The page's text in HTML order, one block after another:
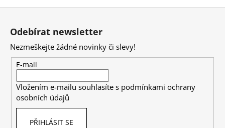
Z
Odebírat newsletter
Nezmeškejte žádné novinky či slevy!
E-mail
Vložením e-mailu souhlasíte s podmínkami ochrany
osobních údajů
PŘIHLÁSIT SE